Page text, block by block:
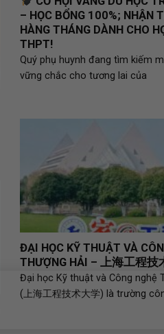
– HỌC BỔNG 100%; NHẬN
HÀNG THÁNG DÀNH CHO
THPT!
Quý phụ huynh đang tìm kiếm
vững chắc cho tương lai của
ĐẠI HỌC KỸ THUẬT VÀ
THƯỢNG HẢI – 上海工程技
Đại học Kỹ thuật và Công nghệ
(上海工程技术大学) là trường